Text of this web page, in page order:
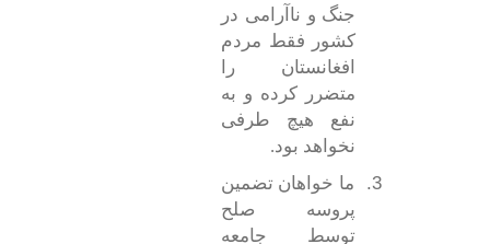
جنگ و ناآرامی در
کشور‌ فقط مردم
افغانستان را
متضرر کرده و به
نفع هیچ طرفی
نخواهد بود.
3.
ما خواهان تضمین
پروسه صلح
توسط جامعه